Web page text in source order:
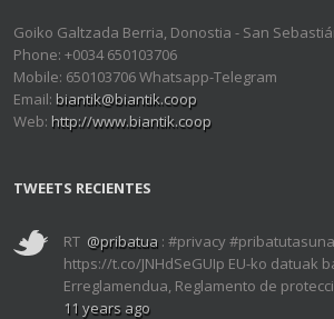
Goiko Galtzada Berria, Donostia - San
Phone: +0034 650103706
Mobile: 650103706 Whatsapp-Telegram
Email: biantik@biantik.coop
Web: http://www.biantik.coop
TWEETS RECIENTES
RT @pribatua : #privacy #pribatutasuna
https://t.co/JNHdSeGUIp EU-ko datuak
Erreglamendua, Reglamento de
11 years ago